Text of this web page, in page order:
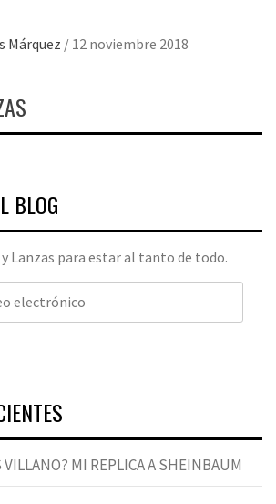
Márquez / 12 noviembre 2018
BLOG
Lanzas para estar al tanto de todo.
VILLANO? MI REPLICA A SHEINBAUM